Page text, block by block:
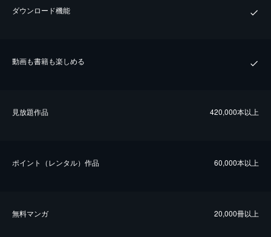
ダウンロード機能
動画も書籍も楽しめる
⾒放題作品 420,000本以上
ポイント（レンタル）作品 60,000本以上
無料マンガ 20,000冊以上